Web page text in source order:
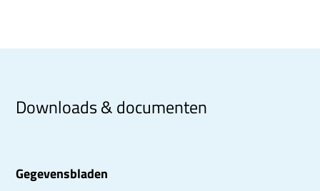
Downloads & documenten
Gegevensbladen